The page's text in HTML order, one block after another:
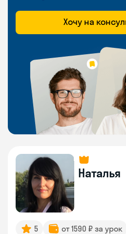
Хочу на
Наталья
5 от 1590 ₽ за урок